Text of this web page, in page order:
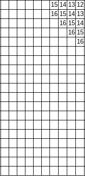
15 14 13 12
16 15 14 13
16 15 14
16 15
16